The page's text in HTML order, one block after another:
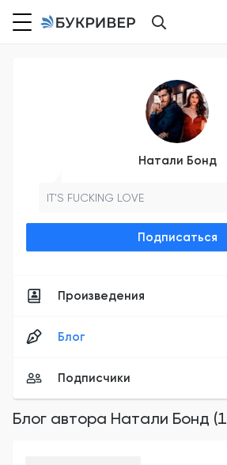
Натали Бонд
IT'S FUCKING LOVE
Подписаться
Произведения
Блог
Подписчики
Блог автора Натали Бонд (1